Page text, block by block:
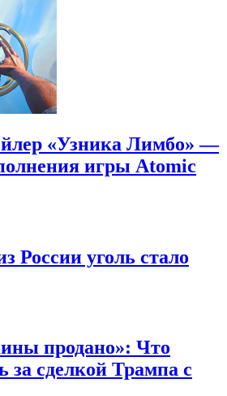
«Узника Лимбо» —
игры Atomic
России уголь стало
продано»: Что
за сделкой Трампа с